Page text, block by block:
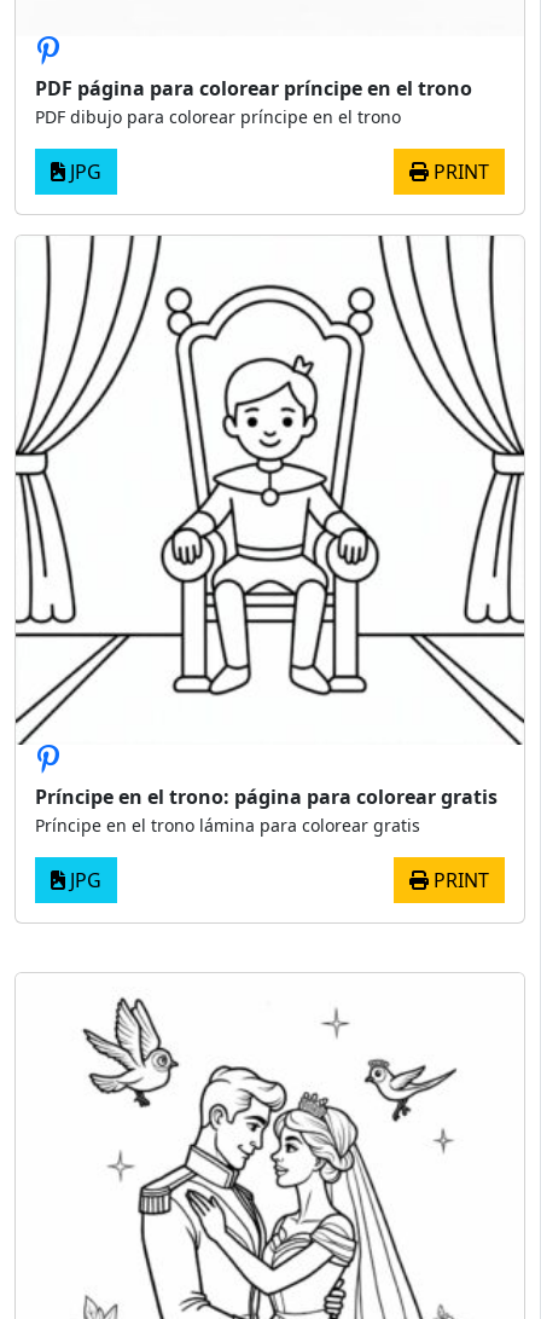
PDF página para colorear príncipe en el trono
PDF dibujo para colorear príncipe en el trono
JPG PRINT
Príncipe en el trono: página para colorear gratis
Príncipe en el trono lámina para colorear gratis
JPG PRINT